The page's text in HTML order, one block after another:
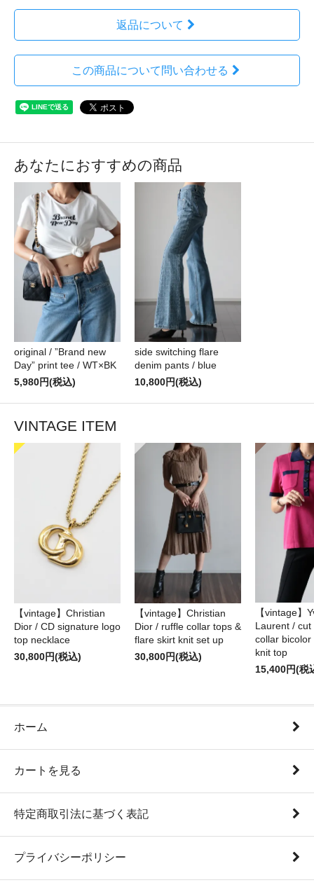
返品について
この商品について問い合わせる
あなたにおすすめの商品
original / ”Brand new
Day” print tee / WT×BK
5,980円(税込)
side switching flare
denim pants / blue
10,800円(税込)
VINTAGE ITEM
【vintage】Christian
Dior / CD signature logo
top necklace
30,800円(税込)
【vintage】Christian
Dior / ruffle collar tops &
flare skirt knit set up
30,800円(税込)
【vintage】
Laurent / cut
collar bicolor
knit top
15,400円(税
ホーム
カートを見る
特定商取引法に基づく表記
プライバシーポリシー